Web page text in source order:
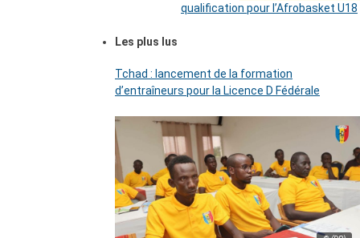
qualification pour l’Afrobasket U18
Les plus lus
Tchad : lancement de la formation
d’entraîneurs pour la Licence D Fédérale